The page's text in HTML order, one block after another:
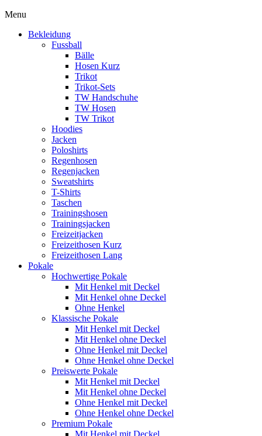
Menu
Bekleidung
Fussball
Bälle
Hosen Kurz
Trikot
Trikot-Sets
TW Handschuhe
TW Hosen
TW Trikot
Hoodies
Jacken
Poloshirts
Regenhosen
Regenjacken
Sweatshirts
T-Shirts
Taschen
Trainingshosen
Trainingsjacken
Freizeitjacken
Freizeithosen Kurz
Freizeithosen Lang
Pokale
Hochwertige Pokale
Mit Henkel mit Deckel
Mit Henkel ohne Deckel
Ohne Henkel
Klassische Pokale
Mit Henkel mit Deckel
Mit Henkel ohne Deckel
Ohne Henkel mit Deckel
Ohne Henkel ohne Deckel
Preiswerte Pokale
Mit Henkel mit Deckel
Mit Henkel ohne Deckel
Ohne Henkel mit Deckel
Ohne Henkel ohne Deckel
Premium Pokale
Mit Henkel mit Deckel